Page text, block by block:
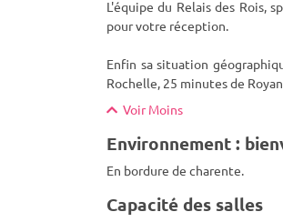
L'équipe du Relais des Rois,
pour votre réception.
Enfin sa situation
Rochelle, 25 minutes de
Voir Moins
Environnement :
En bordure de charente.
Capacité des salles